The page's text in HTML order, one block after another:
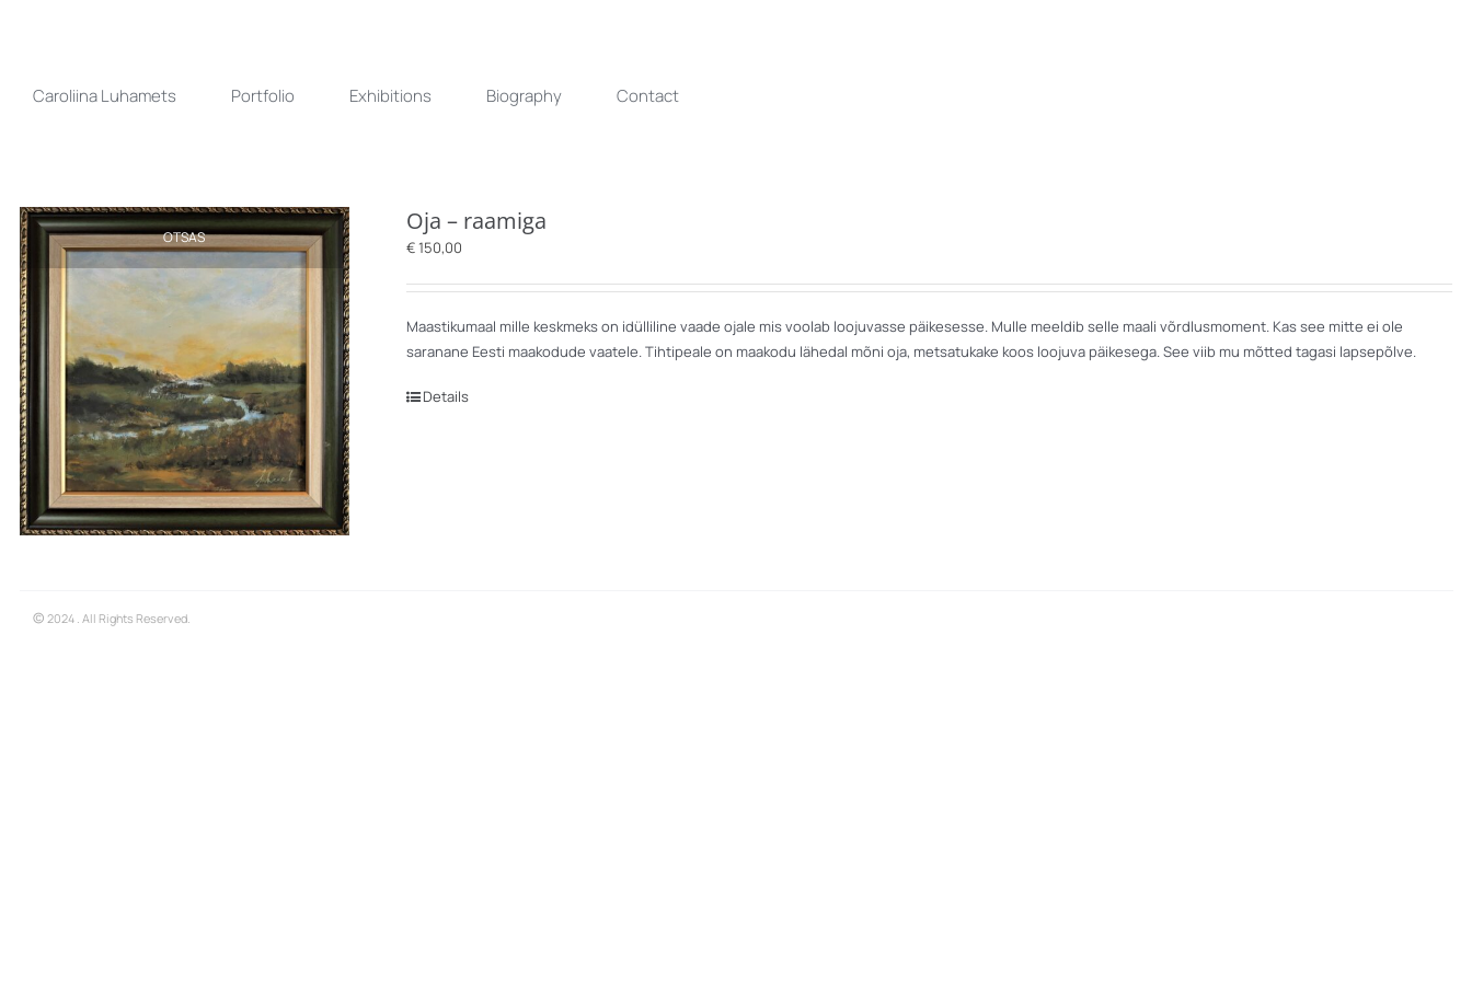
Caroliina Luhamets Portfolio Exhibitions Biography Contact
OTSAS
Oja – raamiga
€150,00
Maastikumaal mille keskmeks on idülliline vaade ojale mis voolab loojuvasse päikesesse. Mulle meeldib selle maali võrdlusmoment. Kas see mitte ei ole
saranane Eesti maakodude vaatele. Tihtipeale on maakodu lähedal mõni oja, metsatukake koos loojuva päikesega. See viib mu mõtted tagasi lapsepõlve.
Details
© 2024 . All Rights Reserved.